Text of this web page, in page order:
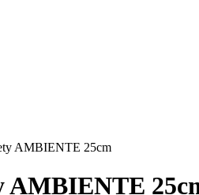
AMBIENTE 25cm
AMBIENTE